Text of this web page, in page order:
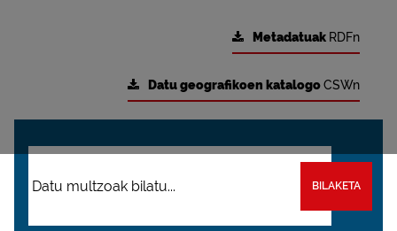
Metadatuak RDFn
Datu geografikoen katalogoCSWn
BILAKETA